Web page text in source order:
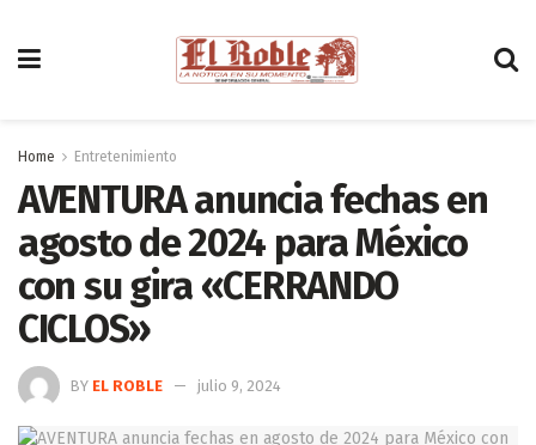
Home Entretenimiento
AVENTURA anuncia fechas en
agosto de 2024 para México
con su gira «CERRANDO
CICLOS»
BY EL ROBLE julio 9, 2024